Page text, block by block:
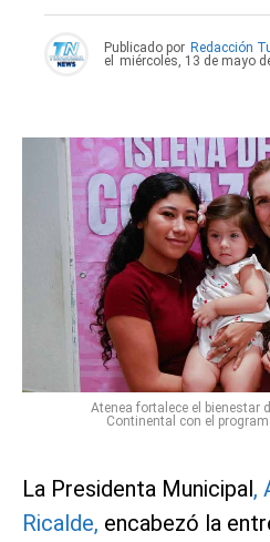
Publicado por Redacción
el
miércoles, 13 de mayo
Atenea fortalece el bienestar
Continental con el
La Presidenta Municipal,
Ricalde, encabezó la